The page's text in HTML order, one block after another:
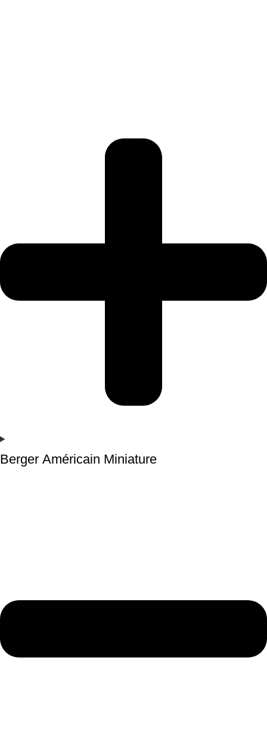
Berger Américain Miniature